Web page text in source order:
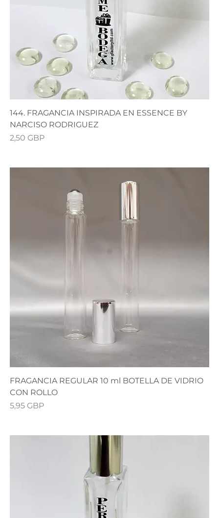
144. FRAGANCIA INSPIRADA EN ESSENCE BY
NARCISO RODRIGUEZ
Precio
2,50 GBP
FRAGANCIA REGULAR 10 ml BOTELLA DE VIDRIO
CON ROLLO
Precio
5,95 GBP